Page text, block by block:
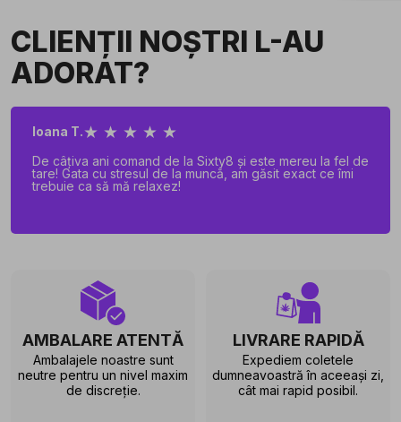
CLIENȚII NOȘTRI L-AU
ADORAT?
Ioana T.★ ★ ★ ★ ★
De câțiva ani comand de la Sixty8 și este mereu la fel de
tare! Gata cu stresul de la muncă, am găsit exact ce îmi
trebuie ca să mă relaxez!
AMBALARE ATENTĂ
Ambalajele noastre sunt
neutre pentru un nivel maxim
de discreție.
LIVRARE RAPIDĂ
Expediem coletele
dumneavoastră în aceeași zi,
cât mai rapid posibil.